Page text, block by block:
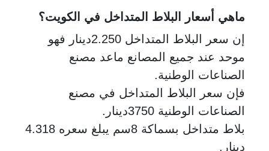
ماهي أسعار البلاط المتداخل في الكويت؟
إن سعر البلاط المتداخل 2.250دينار فهو
موحد عند جميع المصانع ماعد مصنع
الصناعات الوطنية.
فإن سعر البلاط المتداخل في مصنع
الصناعات الوطنية 3750دينار.
بلاط متداخل بسماكة 8سم يبلغ سعره 4.318
دينار.